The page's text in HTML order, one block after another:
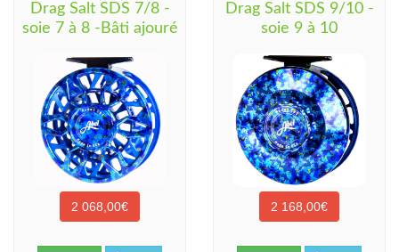
Drag Salt SDS 7/8 -
soie 7 à 8 -Bâti ajouré
2 068,00€
Drag Salt SDS 9/10 -
soie 9 à 10
2 168,00€